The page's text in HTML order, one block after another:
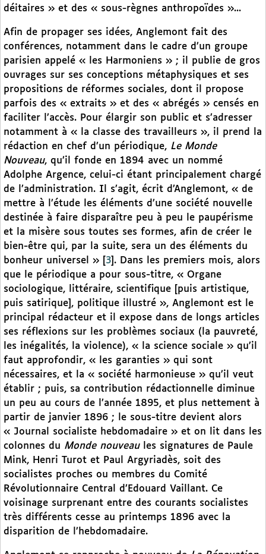
déitaires » et des « sous-règnes anthropoïdes »...
Afin de propager ses idées, Anglemont fait des
conférences, notamment dans le cadre d’un groupe
parisien appelé « les Harmoniens » ; il publie de gros
ouvrages sur ses conceptions métaphysiques et ses
propositions de réformes sociales, dont il propose
parfois des « extraits » et des « abrégés » censés en
faciliter l’accès. Pour élargir son public et s’adresser
notamment à « la classe des travailleurs », il prend la
rédaction en chef d’un périodique, Le Monde
Nouveau, qu’il fonde en 1894 avec un nommé
Adolphe Argence, celui-ci étant principalement chargé
de l’administration. Il s’agit, écrit d’Anglemont, « de
mettre à l’étude les éléments d’une société nouvelle
destinée à faire disparaître peu à peu le paupérisme
et la misère sous toutes ses formes, afin de créer le
bien-être qui, par la suite, sera un des éléments du
bonheur universel »
3 . Dans les premiers mois, alors
que le périodique a pour sous-titre, « Organe
sociologique, littéraire, scientifique [puis artistique,
puis satirique], politique illustré », Anglemont est le
principal rédacteur et il expose dans de longs articles
ses réflexions sur les problèmes sociaux (la pauvreté,
les inégalités, la violence), « la science sociale » qu’il
faut approfondir, « les garanties » qui sont
nécessaires, et la « société harmonieuse » qu’il veut
établir ; puis, sa contribution rédactionnelle diminue
un peu au cours de l’année 1895, et plus nettement à
partir de janvier 1896 ; le sous-titre devient alors
« Journal socialiste hebdomadaire » et on lit dans les
colonnes du Monde nouveau les signatures de Paule
Mink, Henri Turot et Paul Argyriadès, soit des
socialistes proches ou membres du Comité
Révolutionnaire Central d’Edouard Vaillant. Ce
voisinage surprenant entre des courants socialistes
très différents cesse au printemps 1896 avec la
disparition de l’hebdomadaire.